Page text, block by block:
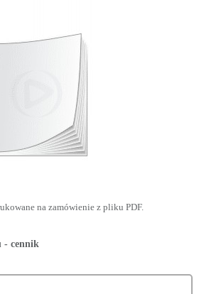
na zamówienie z pliku PDF.
- cennik